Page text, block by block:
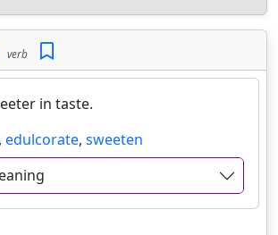
verb
in taste.
edulcorate, sweeten